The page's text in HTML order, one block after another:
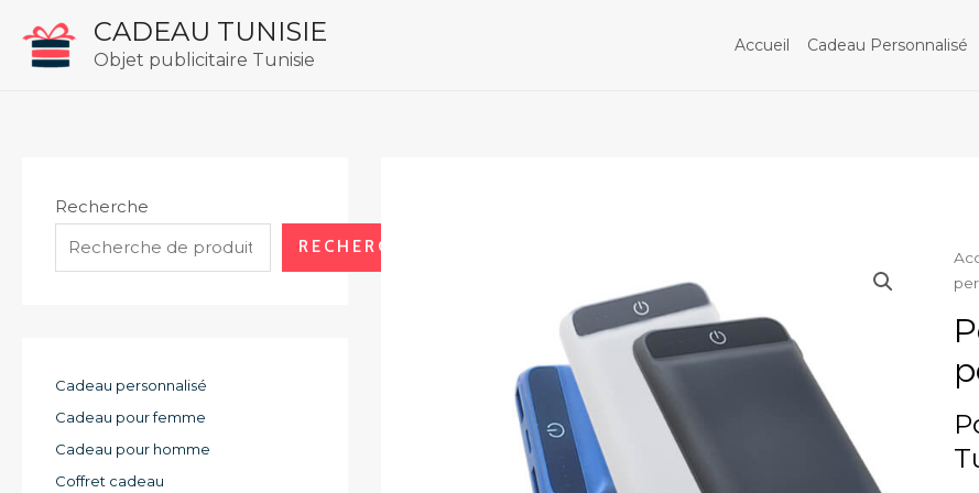
contenu
CADEAU TUNISIE
Objet publicitaire Tunisie
Accueil Cadeau Personnalisé
Recherche
RECHERCHE
Cadeau personnalisé
Cadeau pour femme
Cadeau pour homme
Coffret cadeau